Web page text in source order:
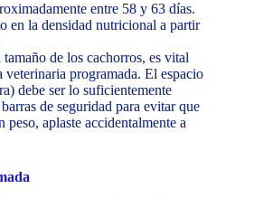
entre 58 y 63 días.
en la densidad nutricional a partir
de los cachorros, es vital
veterinaria programada. El espacio
debe ser lo suficientemente
de seguridad para evitar que
peso, aplaste accidentalmente a